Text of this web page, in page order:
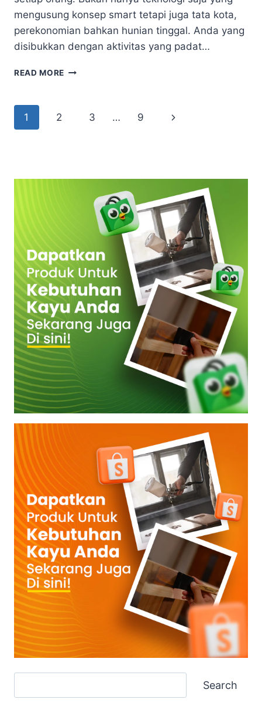
mengusung konsep smart tetapi juga tata kota,
perekonomian bahkan hunian tinggal. Anda yang
disibukkan dengan aktivitas yang padat…
READ MORE IDE
Page
1 2 3 … 9
Next
Search